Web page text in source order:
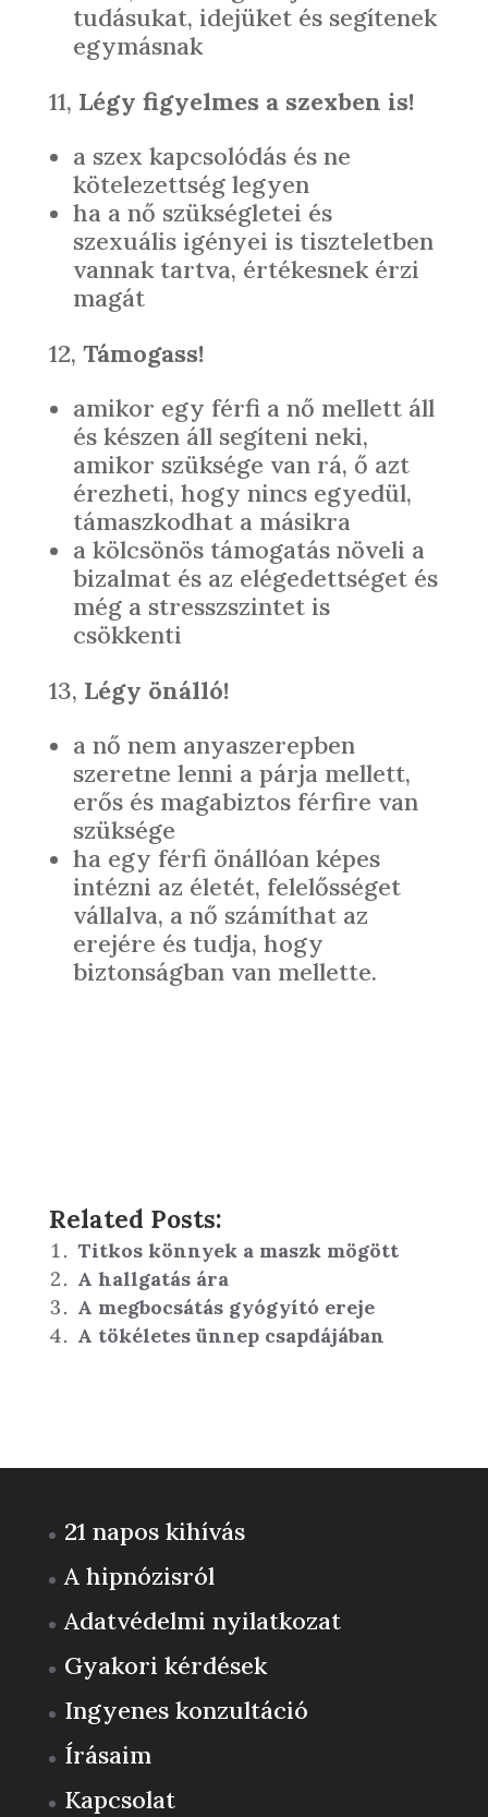
tudásukat, idejüket és segítenek
egymásnak
11, Légy figyelmes a szexben is!
a szex kapcsolódás és ne
kötelezettség legyen
ha a nő szükségletei és
szexuális igényei is tiszteletben
vannak tartva, értékesnek érzi
magát
12, Támogass!
amikor egy férfi a nő mellett áll
és készen áll segíteni neki,
amikor szüksége van rá, ő azt
érezheti, hogy nincs egyedül,
támaszkodhat a másikra
a kölcsönös támogatás növeli a
bizalmat és az elégedettséget és
még a stresszszintet is
csökkenti
13, Légy önálló!
a nő nem anyaszerepben
szeretne lenni a párja mellett,
erős és magabiztos férfire van
szüksége
ha egy férfi önállóan képes
intézni az életét, felelősséget
vállalva, a nő számíthat az
erejére és tudja, hogy
biztonságban van mellette.
Related Posts:
Titkos könnyek a maszk mögött
A hallgatás ára
A megbocsátás gyógyító ereje
A tökéletes ünnep csapdájában
21 napos kihívás
A hipnózisról
Adatvédelmi nyilatkozat
Gyakori kérdések
Ingyenes konzultáció
Írásaim
Kapcsolat